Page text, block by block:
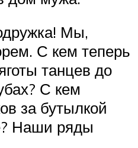
Мы,
С кем теперь
танцев до
С кем
за бутылкой
Наши ряды